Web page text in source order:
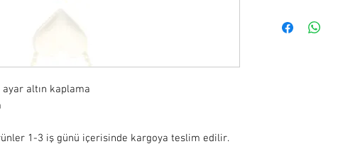
altın kaplama
1-3 iş günü içerisinde kargoya teslim edilir.